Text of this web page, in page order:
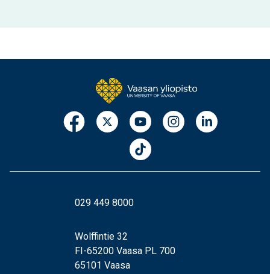
029 449 8000
Wolffintie 32
FI-65200 Vaasa PL 700
65101 Vaasa